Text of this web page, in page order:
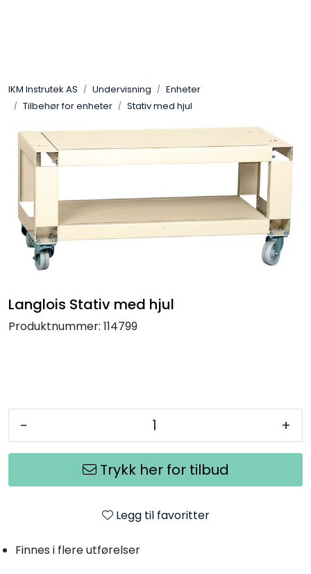
IKM Instrutek AS Undervisning
Enheter
Tilbehør for enheter
Stativ med hjul
Langlois Stativ med hjul
Produktnummer: 114799
- +
Trykk her for tilbud
Legg til favoritter
Finnes i flere utførelser
Elektro
Elektronikk
Prosess
Frekvensomformere
Miljø og sikkerhet
Termografi
Maskinvern & Instrumentering
Outlet